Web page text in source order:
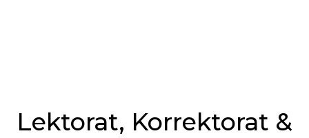
Lektorat, Korrektorat &